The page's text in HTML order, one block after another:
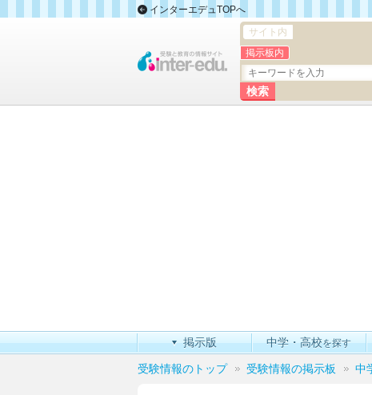
インターエデュTOPへ
サイト内
掲示板内
掲示版 中学・高校を探す
受験情報のトップ 受験情報の掲示板 中